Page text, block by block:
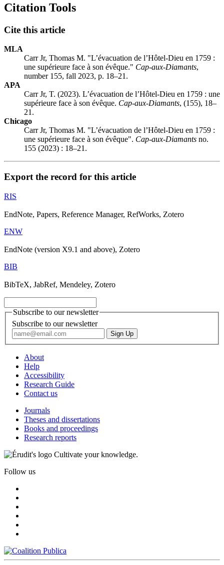
Citation Tools
Cite this article
MLA
Carr Jr, Thomas M. "L’évacuation de l’Hôtel-Dieu en 1759 :
une supérieure face à son évêque." Cap-aux-Diamants,
number 155, fall 2023, p. 18–21.
APA
Carr Jr, T. (2023). L’évacuation de l’Hôtel-Dieu en 1759 : une
supérieure face à son évêque. Cap-aux-Diamants, (155), 18–
21.
Chicago
Carr Jr, Thomas M. "L’évacuation de l’Hôtel-Dieu en 1759 :
une supérieure face à son évêque". Cap-aux-Diamants no.
155 (2023) : 18–21.
Export the record for this article
RIS
EndNote, Papers, Reference Manager, RefWorks, Zotero
ENW
EndNote (version X9.1 and above), Zotero
BIB
BibTeX, JabRef, Mendeley, Zotero
Subscribe to our newsletter
Subscribe to our newsletter
About
Help
Accessibility
Research Guide
Contact us
Journals
Theses and dissertations
Books and proceedings
Research reports
Cultivate your knowledge.
Follow us